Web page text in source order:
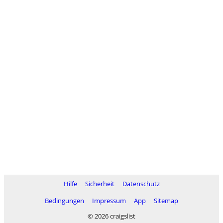
Hilfe Sicherheit
Datenschutz
Bedingungen
Impressum App
Sitemap
© 2026 craigslist